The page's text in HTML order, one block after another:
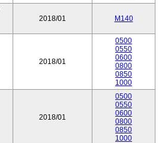
2018/01 M140
2018/01
0500
0550
0600
0800
0850
1000
2018/01
0500
0550
0600
0800
0850
1000